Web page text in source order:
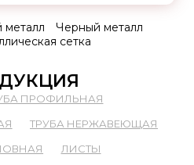
Черный металл
сетка
ПРОФИЛЬНАЯ
ТРУБА НЕРЖАВЕЮЩАЯ
ЛИСТЫ